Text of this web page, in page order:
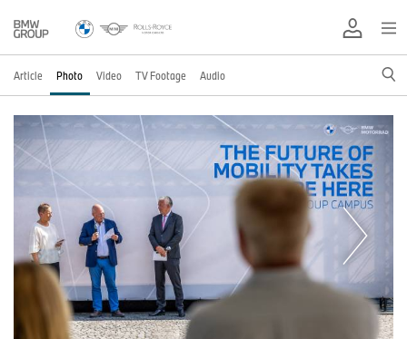
Article Photo Video TV Footage Audio